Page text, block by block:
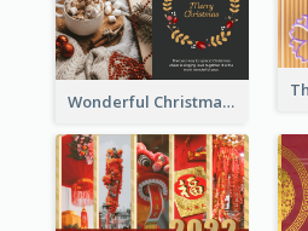
Wonderful Christmas Greeting Card